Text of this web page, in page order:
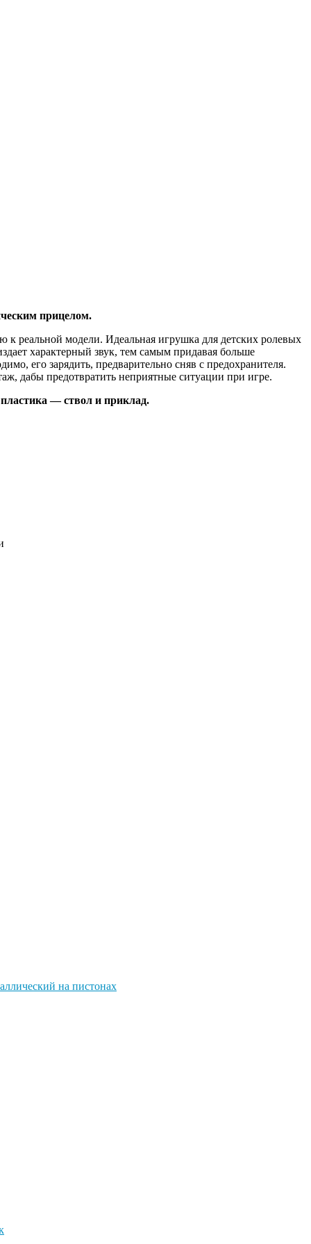
прицелом.
реальной модели. Идеальная игрушка для детских ролевых
характерный звук, тем самым придавая больше
его зарядить, предварительно сняв с предохранителя.
дабы предотвратить неприятные ситуации при игре.
— ствол и приклад.
на пистонах